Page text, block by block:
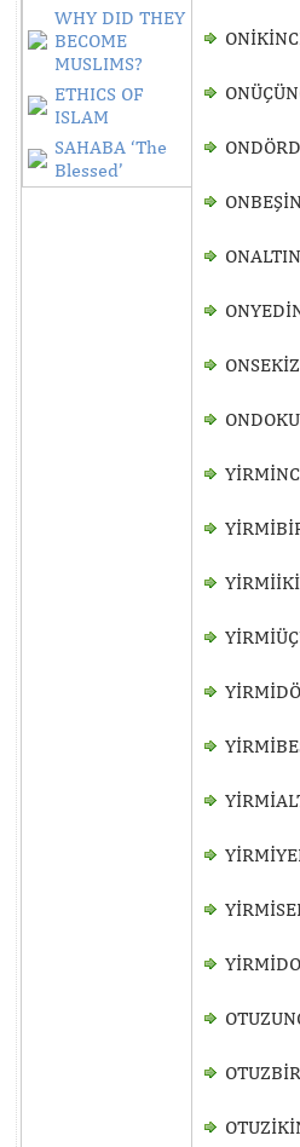
WHY DID THEY
BECOME
MUSLIMS?
ETHICS OF
ISLAM
SAHABA ‘The
Blessed’